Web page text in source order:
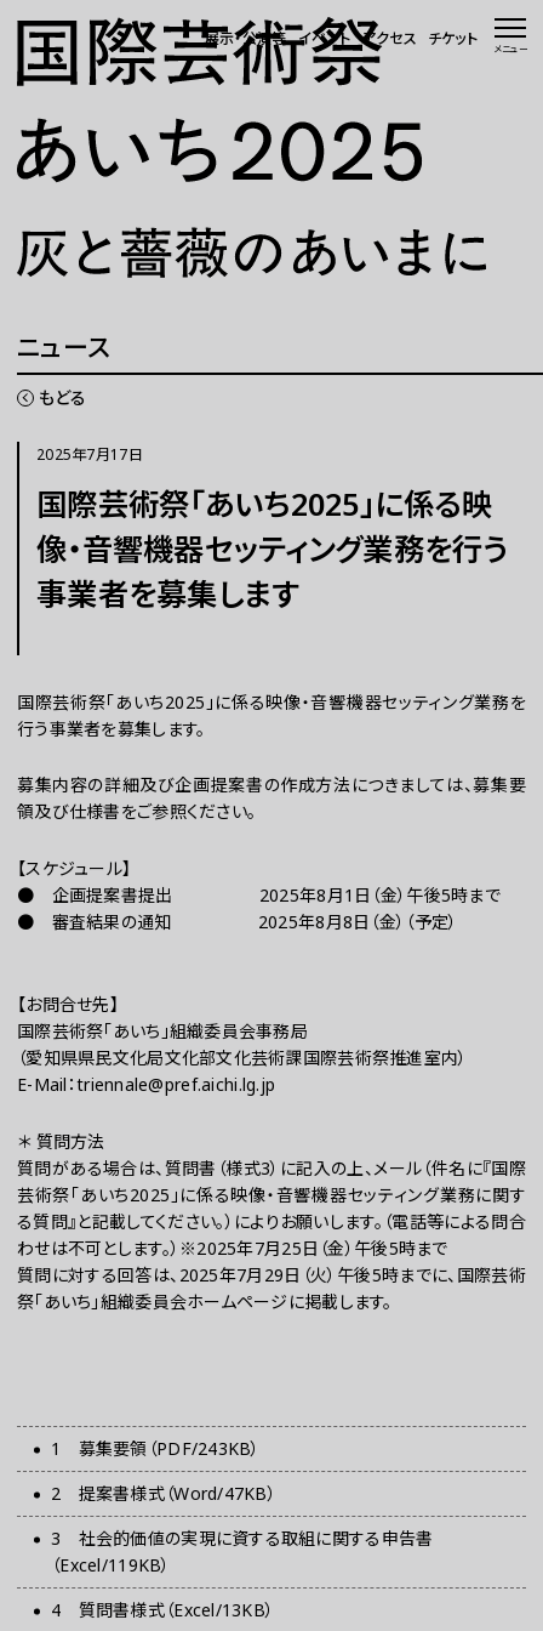
展示・公演等 イベント アクセス チケット メニュー
ニュース 一覧
WEBマガジン
展示・公演等
イベント
国際芸術祭「あいち」とは
チケット
WEBマガジン
組織委員会からのお知らせ
鑑賞時のお願い
ご利用にあたって
ニュース
もどる
2025年7月17日
国際芸術祭「あいち2025」に係る映
像・音響機器セッティング業務を行う
事業者を募集します
国際芸術祭「あいち2025」に係る映像・音響機器セッティング業務を
行う事業者を募集します。
募集内容の詳細及び企画提案書の作成方法につきましては、募集要
領及び仕様書をご参照ください。
【スケジュール】
● 企画提案書提出 2025年8月1日（金）午後5時まで
● 審査結果の通知 2025年8月8日（金）（予定）
【お問合せ先】
国際芸術祭「あいち」組織委員会事務局
（愛知県県民文化局文化部文化芸術課国際芸術祭推進室内）
E-Mail：triennale@pref.aichi.lg.jp
＊ 質問方法
質問がある場合は、質問書（様式3）に記入の上、メール（件名に『国際
芸術祭「あいち2025」に係る映像・音響機器セッティング業務に関す
る質問』と記載してください。）によりお願いします。（電話等による問合
わせは不可とします。）※2025年7月25日（金）午後5時まで
質問に対する回答は、2025年7月29日（火）午後5時までに、国際芸術
祭「あいち」組織委員会ホームページに掲載します。
1 募集要領（PDF/243KB）
2 提案書様式（Word/47KB）
3 社会的価値の実現に資する取組に関する申告書
（Excel/119KB）
4 質問書様式（Excel/13KB）